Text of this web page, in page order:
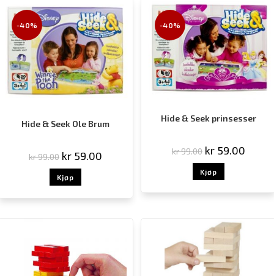
-40%
Hide & Seek Ole Brum
kr99.00 kr 59.00
Kjøp
-40%
Hide & Seek prinsesser
kr99.00 kr 59.00
Kjøp